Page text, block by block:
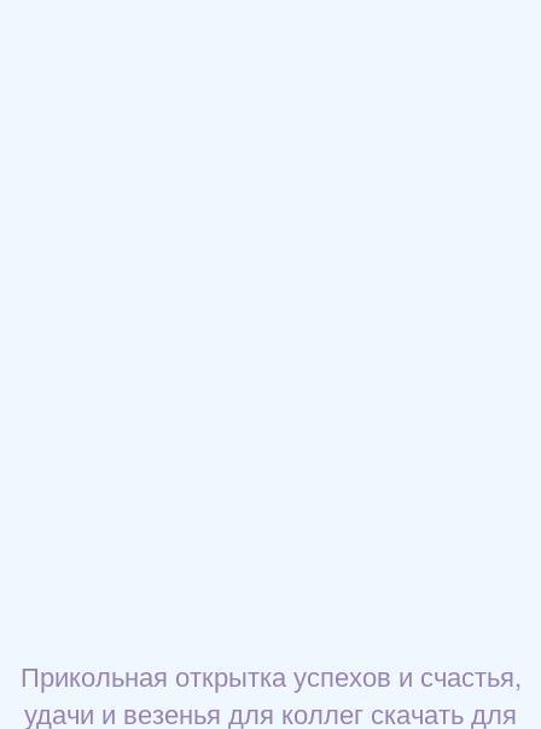
Прикольная открытка успехов и счастья,
удачи и везенья для коллег скачать для